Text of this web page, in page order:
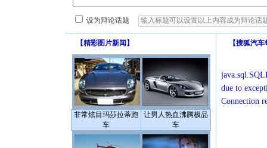
设为辩论话题
【精彩图片新闻 】
非常炫目玛莎拉蒂跑
车
让男人热血沸腾极品
车
【搜狐汽车
due to
Connection